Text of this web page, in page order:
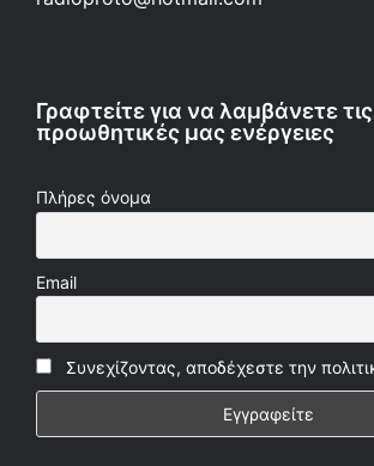
Γραφτείτε για να λαμβάνετε τις
προωθητικές μας ενέργειες
Πλήρες όνομα
Email
Συνεχίζοντας, αποδέχεστε την